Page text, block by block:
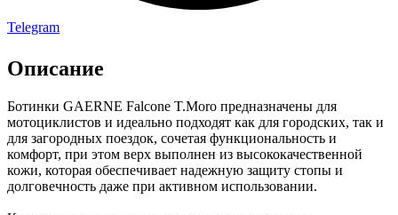
Telegram
Описание
Ботинки GAERNE Falcone T.Moro предназначены для
мотоциклистов и идеально подходят как для городских, так и
для загородных поездок, сочетая функциональность и
комфорт, при этом верх выполнен из высококачественной
кожи, которая обеспечивает надежную защиту стопы и
долговечность даже при активном использовании.